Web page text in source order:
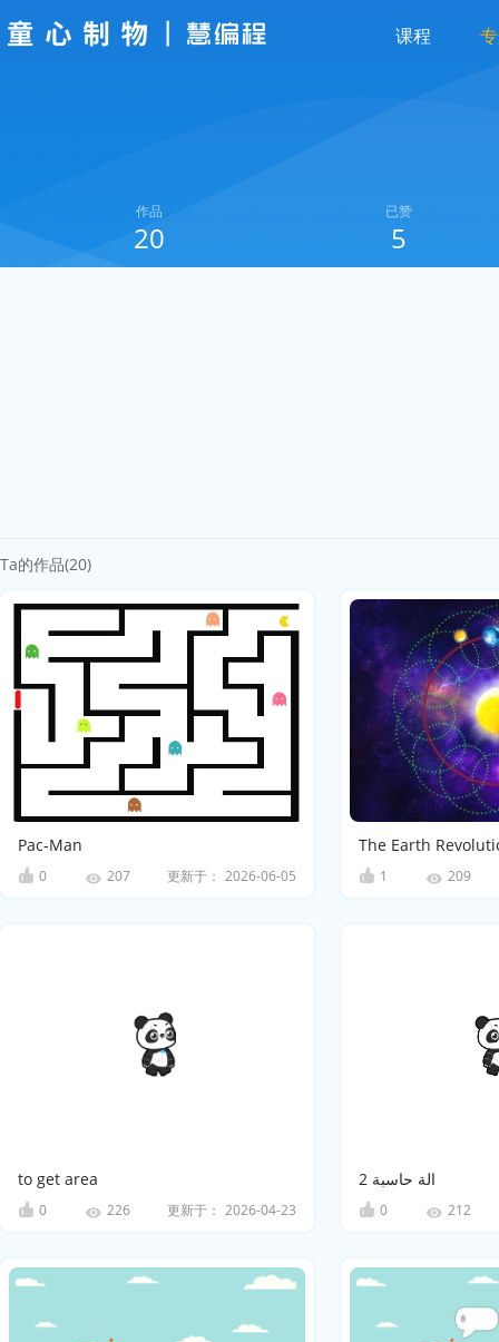
课程
作品
20
已赞
5
Ta的作品(20)
Pac-Man
0 207 更新于： 2026-06-05
The Earth
1 209
to get area
0 226 更新于： 2026-04-23
الة حاسبة 2
0 212